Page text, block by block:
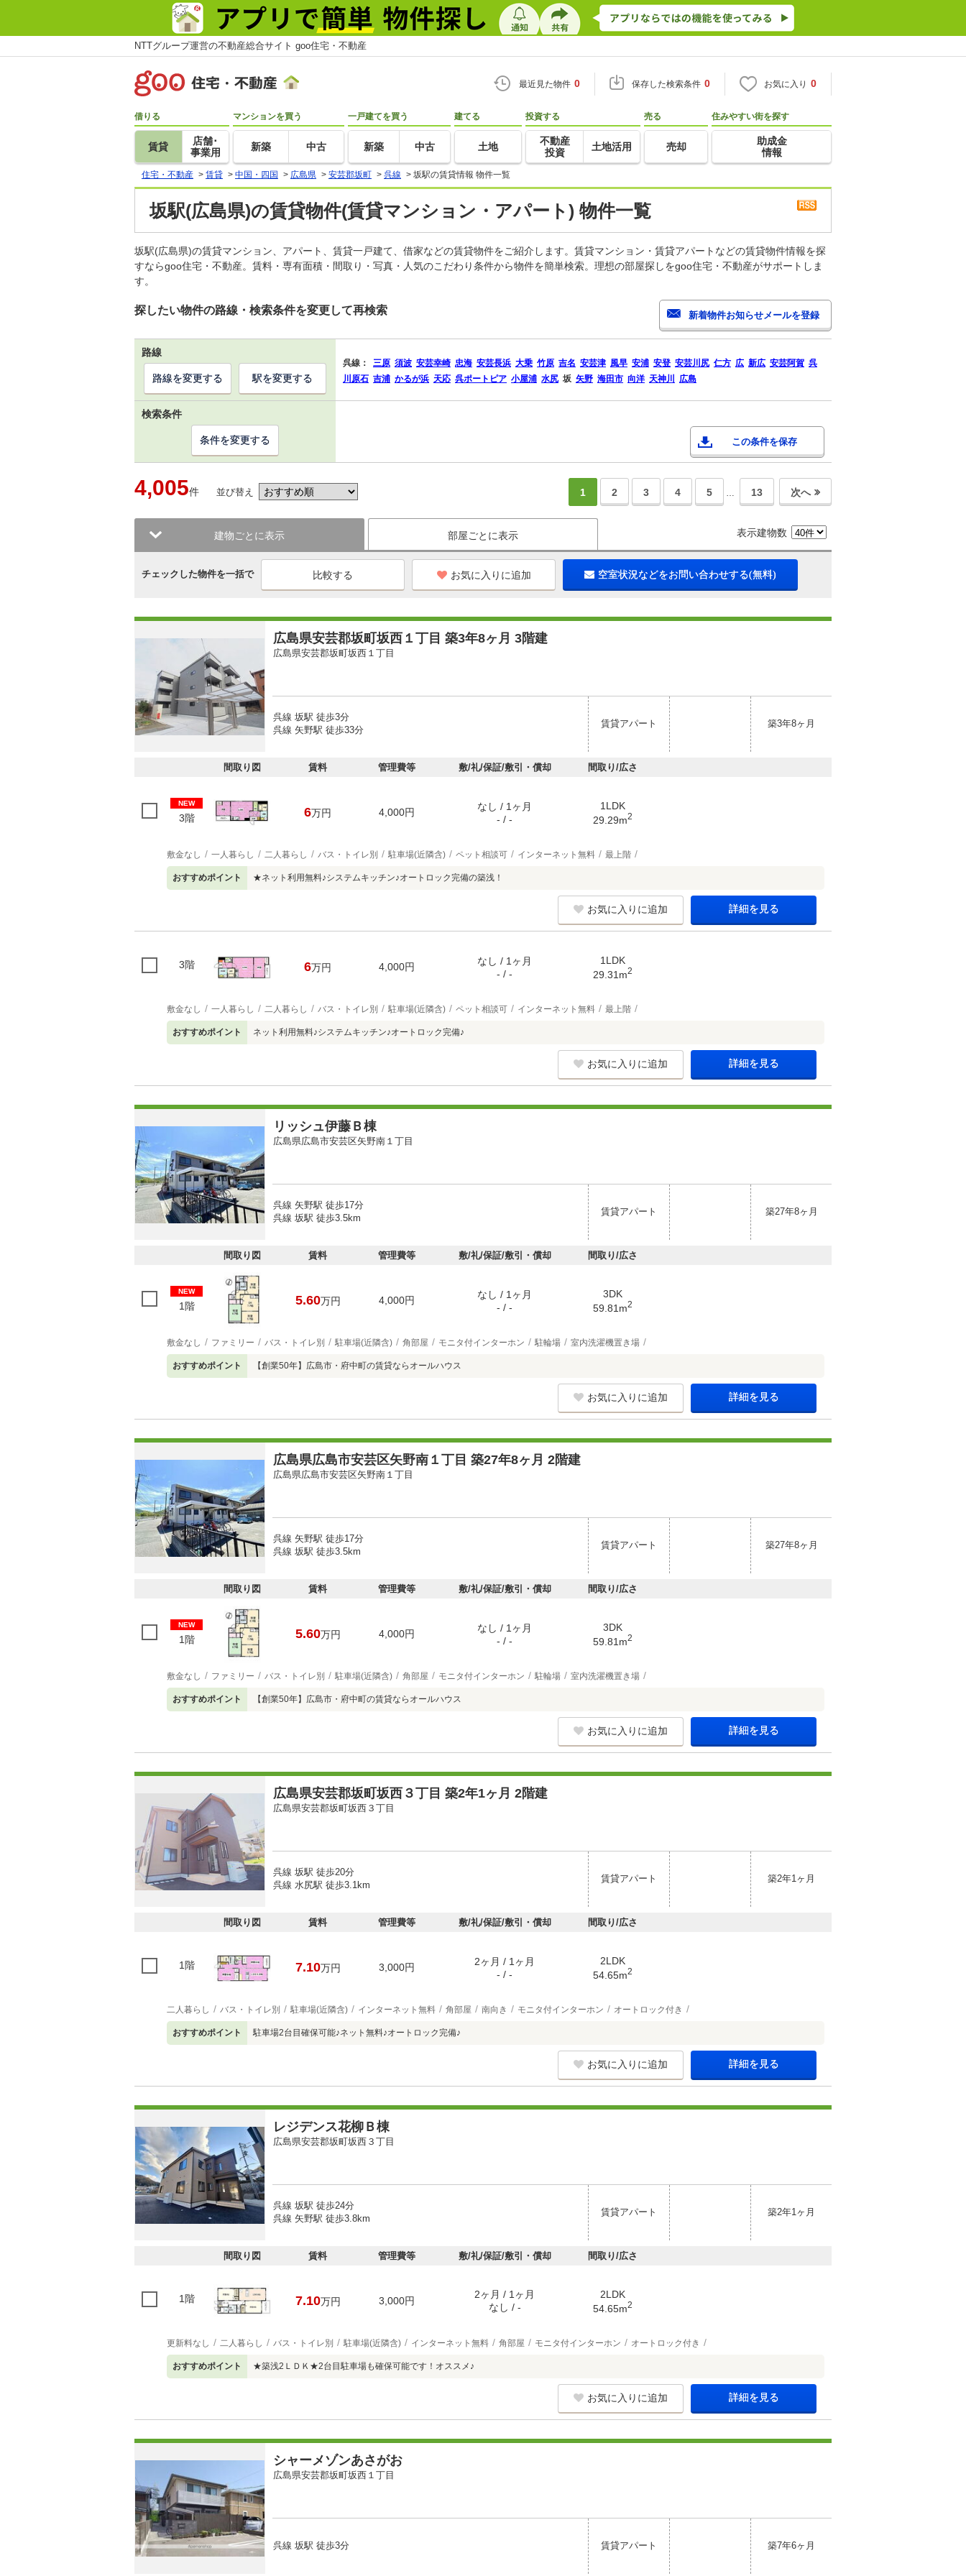
NTTグループ運営の不動産総合サイト goo住宅・不動産
最近見た物件 0 保存した検索条件 0 お気に入り 0
借りる
賃貸
店舗･
事業用
マンションを買う
新築 中古
一戸建てを買う
新築 中古
建てる
土地
投資する
不動産
投資
土地活用
売る
売却
住みやすい街を探す
助成金
情報
住宅・不動産 > 賃貸 > 中国・四国 > 広島県 > 安芸郡坂町 > 呉線 > 坂駅の賃貸情報 物件一覧
坂駅(広島県)の賃貸物件(賃貸マンション・アパート) 物件一覧
坂駅(広島県)の賃貸マンション、アパート、賃貸一戸建て、借家などの賃貸物件をご紹介します。賃貸マンション・賃貸アパートなどの賃貸物件情報を探
すならgoo住宅・不動産。賃料・専有面積・間取り・写真・人気のこだわり条件から物件を簡単検索。理想の部屋探しをgoo住宅・不動産がサポートしま
す。
探したい物件の路線・検索条件を変更して再検索
路線
呉線： 三原 須波 安芸幸崎 忠海 安芸長浜 大乗 竹原 吉名 安芸津 風早 安浦 安登 安芸川尻 仁方 広 新広 安芸阿賀 呉
川原石 吉浦 かるが浜 天応 呉ポートピア 小屋浦 水尻 坂 矢野 海田市 向洋 天神川 広島
路線を変更する 駅を変更する
検索条件
この条件を保存
条件を変更する
4,005件 並び替え 1 2 3 4 5 … 13 次へ
建物ごとに表示 部屋ごとに表示 表示建物数
チェックした物件を一括で お気に入りに追加 空室状況などをお問い合わせする(無料)
広島県安芸郡坂町坂西１丁目 築3年8ヶ月 3階建
広島県安芸郡坂町坂西１丁目
呉線 坂駅 徒歩3分
呉線 矢野駅 徒歩33分
賃貸アパート 築3年8ヶ月
間取り図 賃料 管理費等 敷/礼/保証/敷引・償却 間取り/広さ
NEW
3階 6万円 4,000円
なし / 1ヶ月
- / -
1LDK
29.29m2
敷金なし 一人暮らし 二人暮らし バス・トイレ別 駐車場(近隣含) ペット相談可 インターネット無料 最上階
おすすめポイント ★ネット利用無料♪システムキッチン♪オートロック完備の築浅！
お気に入りに追加 詳細を見る
3階 6万円 4,000円
なし / 1ヶ月
- / -
1LDK
29.31m2
敷金なし 一人暮らし 二人暮らし バス・トイレ別 駐車場(近隣含) ペット相談可 インターネット無料 最上階
おすすめポイント ネット利用無料♪システムキッチン♪オートロック完備♪
お気に入りに追加 詳細を見る
リッシュ伊藤Ｂ棟
広島県広島市安芸区矢野南１丁目
呉線 矢野駅 徒歩17分
呉線 坂駅 徒歩3.5km
賃貸アパート 築27年8ヶ月
間取り図 賃料 管理費等 敷/礼/保証/敷引・償却 間取り/広さ
NEW
1階 5.60万円 4,000円
なし / 1ヶ月
- / -
3DK
59.81m2
敷金なし ファミリー バス・トイレ別 駐車場(近隣含) 角部屋 モニタ付インターホン 駐輪場 室内洗濯機置き場
おすすめポイント 【創業50年】広島市・府中町の賃貸ならオールハウス
お気に入りに追加 詳細を見る
広島県広島市安芸区矢野南１丁目 築27年8ヶ月 2階建
広島県広島市安芸区矢野南１丁目
呉線 矢野駅 徒歩17分
呉線 坂駅 徒歩3.5km
賃貸アパート 築27年8ヶ月
間取り図 賃料 管理費等 敷/礼/保証/敷引・償却 間取り/広さ
NEW
1階 5.60万円 4,000円
なし / 1ヶ月
- / -
3DK
59.81m2
敷金なし ファミリー バス・トイレ別 駐車場(近隣含) 角部屋 モニタ付インターホン 駐輪場 室内洗濯機置き場
おすすめポイント 【創業50年】広島市・府中町の賃貸ならオールハウス
お気に入りに追加 詳細を見る
広島県安芸郡坂町坂西３丁目 築2年1ヶ月 2階建
広島県安芸郡坂町坂西３丁目
呉線 坂駅 徒歩20分
呉線 水尻駅 徒歩3.1km
賃貸アパート 築2年1ヶ月
間取り図 賃料 管理費等 敷/礼/保証/敷引・償却 間取り/広さ
1階 7.10万円 3,000円
2ヶ月 / 1ヶ月
- / -
2LDK
54.65m2
二人暮らし バス・トイレ別 駐車場(近隣含) インターネット無料 角部屋 南向き モニタ付インターホン オートロック付き
おすすめポイント 駐車場2台目確保可能♪ネット無料♪オートロック完備♪
お気に入りに追加 詳細を見る
レジデンス花柳Ｂ棟
広島県安芸郡坂町坂西３丁目
呉線 坂駅 徒歩24分
呉線 矢野駅 徒歩3.8km
賃貸アパート 築2年1ヶ月
間取り図 賃料 管理費等 敷/礼/保証/敷引・償却 間取り/広さ
1階 7.10万円 3,000円
2ヶ月 / 1ヶ月
なし / -
2LDK
54.65m2
更新料なし 二人暮らし バス・トイレ別 駐車場(近隣含) インターネット無料 角部屋 モニタ付インターホン オートロック付き
おすすめポイント ★築浅2ＬＤＫ★2台目駐車場も確保可能です！オススメ♪
お気に入りに追加 詳細を見る
シャーメゾンあさがお
広島県安芸郡坂町坂西１丁目
呉線 坂駅 徒歩3分 賃貸アパート 築7年6ヶ月